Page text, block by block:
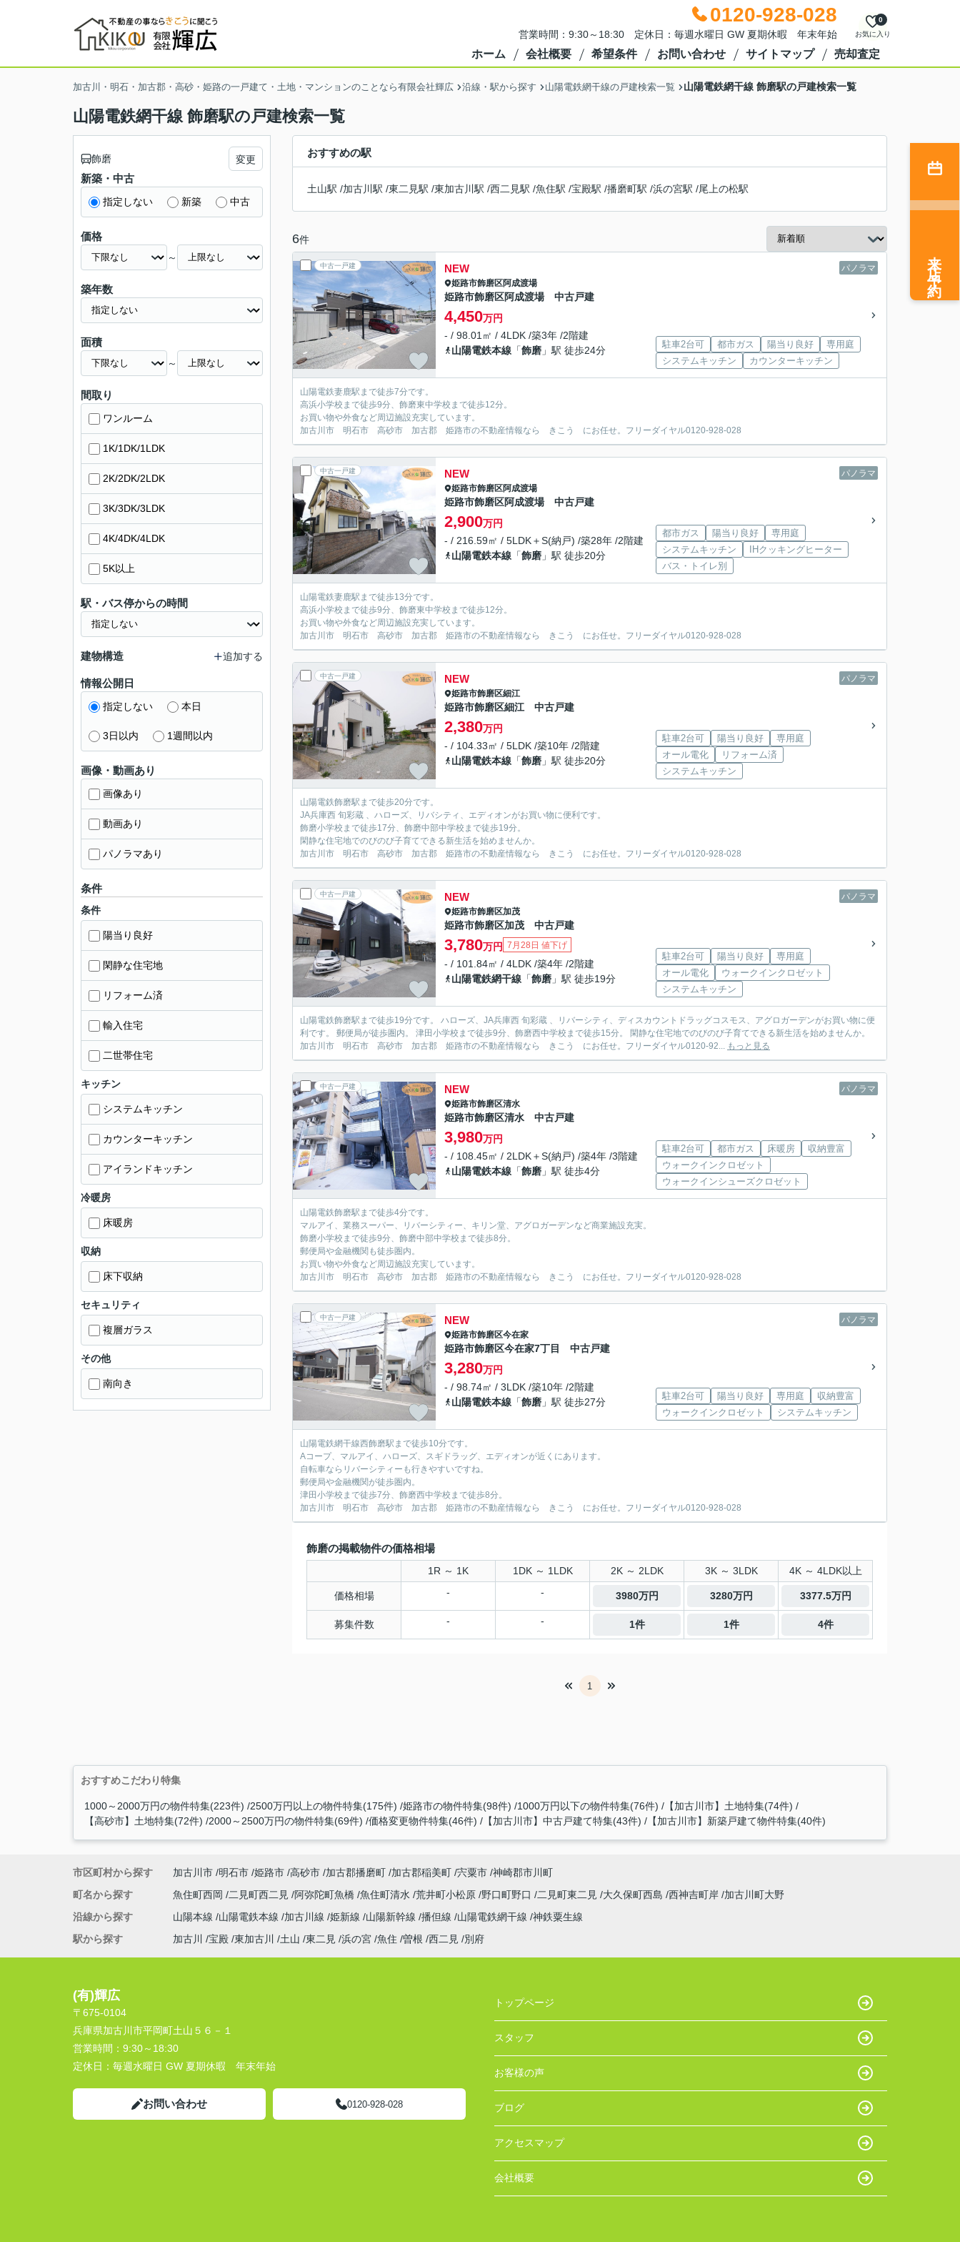
0120-928-028
営業時間：9:30～18:30 定休日：毎週水曜日 GW 夏期休暇 年末年始 お気に入り
0
ホーム 会社概要 希望条件 お問い合わせ サイトマップ 売却査定
加古川・明石・加古郡・高砂・姫路の一戸建て・土地・マンションのことなら有限会社輝広 沿線・駅から探す 山陽電鉄網干線の戸建検索一覧 山陽電鉄網干線 飾磨駅の戸建検索一覧
山陽電鉄網干線 飾磨駅の戸建検索一覧
おすすめの駅
土山駅 /加古川駅 /東二見駅 /東加古川駅 /西二見駅 /魚住駅 /宝殿駅 /播磨町駅 /浜の宮駅 /尾上の松駅
6件
中古一戸建 パノラマ
NEW
姫路市飾磨区阿成渡場
姫路市飾磨区阿成渡場 中古戸建
4,450万円
- / 98.01㎡ / 4LDK /築3年 /2階建
山陽電鉄本線 「飾磨 」駅 徒歩24分
駐車2台可 都市ガス 陽当り良好
専用庭
システムキッチン
カウンターキッチン
山陽電鉄妻鹿駅まで徒歩7分です。
高浜小学校まで徒歩9分、飾磨東中学校まで徒歩12分。
お買い物や外食など周辺施設充実しています。
加古川市 明石市 高砂市 加古郡 姫路市の不動産情報なら きこう にお任せ。フリーダイヤル0120-928-028
中古一戸建 パノラマ
NEW
姫路市飾磨区阿成渡場
姫路市飾磨区阿成渡場 中古戸建
2,900万円
- / 216.59㎡ / 5LDK＋S(納戸) /築28年 /2階建
山陽電鉄本線 「飾磨 」駅 徒歩20分
都市ガス 陽当り良好
専用庭
システムキッチン
IHクッキングヒーター
バス・トイレ別
山陽電鉄妻鹿駅まで徒歩13分です。
高浜小学校まで徒歩9分、飾磨東中学校まで徒歩12分。
お買い物や外食など周辺施設充実しています。
加古川市 明石市 高砂市 加古郡 姫路市の不動産情報なら きこう にお任せ。フリーダイヤル0120-928-028
中古一戸建 パノラマ
NEW
姫路市飾磨区細江
姫路市飾磨区細江 中古戸建
2,380万円
- / 104.33㎡ / 5LDK /築10年 /2階建
山陽電鉄本線 「飾磨 」駅 徒歩20分
駐車2台可 陽当り良好
専用庭
オール電化
リフォーム済
システムキッチン
山陽電鉄飾磨駅まで徒歩20分です。
JA兵庫西 旬彩蔵 、ハローズ、リバシティ、エディオンがお買い物に便利です。
飾磨小学校まで徒歩17分、飾磨中部中学校まで徒歩19分。
閑静な住宅地でのびのび子育てできる新生活を始めませんか。
加古川市 明石市 高砂市 加古郡 姫路市の不動産情報なら きこう にお任せ。フリーダイヤル0120-928-028
中古一戸建 パノラマ
NEW
姫路市飾磨区加茂
姫路市飾磨区加茂 中古戸建
3,780万円 7月28日 値下げ
- / 101.84㎡ / 4LDK /築4年 /2階建
山陽電鉄網干線 「飾磨 」駅 徒歩19分
駐車2台可 陽当り良好
専用庭
オール電化
ウォークインクロゼット
システムキッチン
山陽電鉄飾磨駅まで徒歩19分です。 ハローズ、JA兵庫西 旬彩蔵 、リバーシティ、ディスカウントドラッグコスモス、アグロガーデンがお買い物に便
利です。 郵便局が徒歩圏内。 津田小学校まで徒歩9分、飾磨西中学校まで徒歩15分。 閑静な住宅地でのびのび子育てできる新生活を始めませんか。
加古川市 明石市 高砂市 加古郡 姫路市の不動産情報なら きこう にお任せ。フリーダイヤル0120-92... もっと見る
中古一戸建 パノラマ
NEW
姫路市飾磨区清水
姫路市飾磨区清水 中古戸建
3,980万円
- / 108.45㎡ / 2LDK＋S(納戸) /築4年 /3階建
山陽電鉄本線 「飾磨 」駅 徒歩4分
駐車2台可 都市ガス 床暖房
収納豊富
ウォークインクロゼット
ウォークインシューズクロゼット
山陽電鉄飾磨駅まで徒歩4分です。
マルアイ、業務スーパー、リバーシティー、キリン堂、アグロガーデンなど商業施設充実。
飾磨小学校まで徒歩9分、飾磨中部中学校まで徒歩8分。
郵便局や金融機関も徒歩圏内。
お買い物や外食など周辺施設充実しています。
加古川市 明石市 高砂市 加古郡 姫路市の不動産情報なら きこう にお任せ。フリーダイヤル0120-928-028
中古一戸建 パノラマ
NEW
姫路市飾磨区今在家
姫路市飾磨区今在家7丁目 中古戸建
3,280万円
- / 98.74㎡ / 3LDK /築10年 /2階建
山陽電鉄本線 「飾磨 」駅 徒歩27分
駐車2台可 陽当り良好 専用庭
収納豊富
ウォークインクロゼット
システムキッチン
山陽電鉄網干線西飾磨駅まで徒歩10分です。
Aコープ、マルアイ、ハローズ、スギドラッグ、エディオンが近くにあります。
自転車ならリバーシティーも行きやすいですね。
郵便局や金融機関が徒歩圏内。
津田小学校まで徒歩7分、飾磨西中学校まで徒歩8分。
加古川市 明石市 高砂市 加古郡 姫路市の不動産情報なら きこう にお任せ。フリーダイヤル0120-928-028
飾磨の掲載物件の価格相場
1R ～ 1K 1DK ～ 1LDK 2K ～ 2LDK 3K ～ 3LDK 4K ～ 4LDK以上
価格相場 - - 3980万円 3280万円 3377.5万円
募集件数 - - 1件 1件 4件
1
飾磨 変更
新築・中古
指定しない 新築 中古
価格
～
築年数
面積
～
間取り
ワンルーム
1K/1DK/1LDK
2K/2DK/2LDK
3K/3DK/3LDK
4K/4DK/4LDK
5K以上
駅・バス停からの時間
建物構造 追加する
情報公開日
指定しない 本日
3日以内 1週間以内
画像・動画あり
画像あり
動画あり
パノラマあり
条件
条件
陽当り良好
閑静な住宅地
リフォーム済
輸入住宅
二世帯住宅
キッチン
システムキッチン
カウンターキッチン
アイランドキッチン
冷暖房
床暖房
収納
床下収納
セキュリティ
複層ガラス
その他
南向き
おすすめこだわり特集
1000～2000万円の物件特集(223件) 2500万円以上の物件特集(175件) 姫路市の物件特集(98件) 1000万円以下の物件特集(76件)
【加古川市】土地特集(74件)
【高砂市】土地特集(72件)
2000～2500万円の物件特集(69件) 価格変更物件特集(46件) 【加古川市】中古戸建て特集(43件) 【加古川市】新築戸建て物件特集(40件)
来店予約
市区町村から探す 加古川市 明石市 姫路市 高砂市 加古郡播磨町 加古郡稲美町 宍粟市 神崎郡市川町
町名から探す
魚住町西岡 二見町西二見 阿弥陀町魚橋 魚住町清水 荒井町小松原 野口町野口 二見町東二見 大久保町西島 西神吉町岸 加古川町大野
沿線から探す
山陽本線 山陽電鉄本線 加古川線 姫新線 山陽新幹線 播但線 山陽電鉄網干線 神鉄粟生線
駅から探す
加古川 宝殿 東加古川 土山 東二見 浜の宮 魚住 曽根 西二見 別府
(有)輝広
〒675-0104
兵庫県加古川市平岡町土山５６－１
営業時間： 9:30～18:30
定休日： 毎週水曜日 GW 夏期休暇 年末年始
お問い合わせ 0120-928-028
トップページ
スタッフ
お客様の声
ブログ
アクセスマップ
会社概要